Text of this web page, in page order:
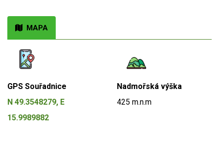
MAPA
GPS Souřadnice
N 49.3548279, E
15.9989882
Nadmořská výška
425 m.n.m